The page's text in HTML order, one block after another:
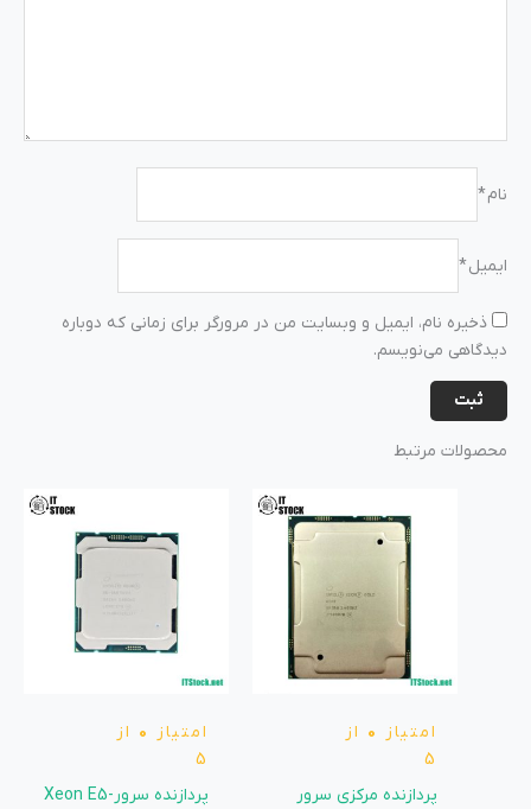
نام*
ایمیل*
ذخیره نام، ایمیل و وبسایت من در مرورگر برای زمانی که دوباره
دیدگاهی می‌نویسم.
محصولات مرتبط
امتیاز 0 از
5
پردازنده مرکزی سرور
امتیاز 0 از
5
پردازنده سرورXeon E5-